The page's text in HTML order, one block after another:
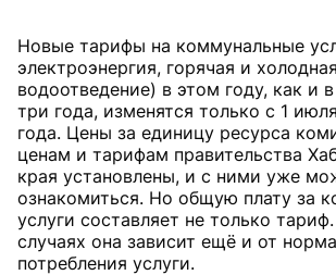
Новые тарифы на коммунальные
электроэнергия, горячая и
водоотведение) в этом году, как и
три года, изменятся только с 1
года. Цены за единицу ресурса
ценам и тарифам правительства
края установлены, и с ними уже
ознакомиться. Но общую плату за
услуги составляет не только
случаях она зависит ещё и от
потребления услуги.